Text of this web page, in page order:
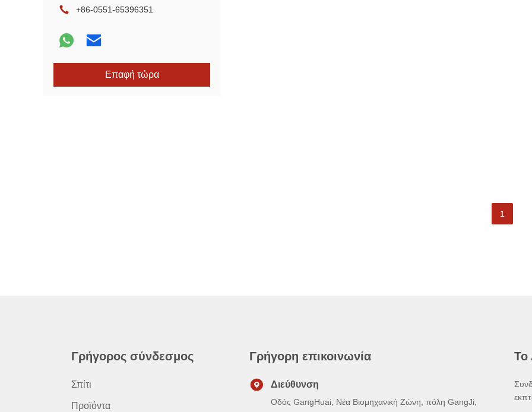
+86-0551-65396351
Επαφή τώρα
1
Γρήγορος σύνδεσμος
Σπίτι
Προϊόντα
Γρήγορη επικοινωνία
Διεύθυνση
Οδός GangHuai, Νέα Βιομηχανική Ζώνη, πόλη GangJi,
Το